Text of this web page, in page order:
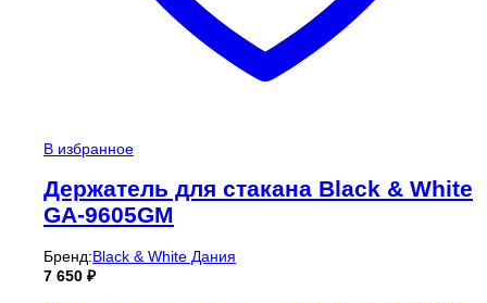
В избранное
Держатель для стакана Black & White
GA-9605GM
Бренд:Black & White Дания
7 650 ₽